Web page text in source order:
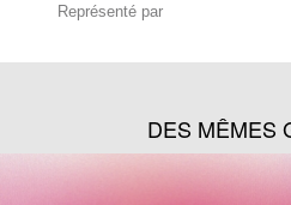
Représenté par
DES MÊMES